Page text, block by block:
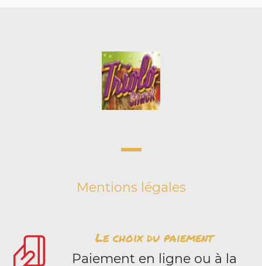
Mentions légales
Le choix du paiement
Paiement en ligne ou à la